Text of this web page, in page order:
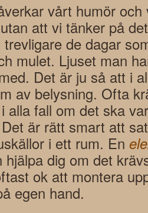
vårt humör och
att vi tänker på
de dagar
mulet. Ljuset man
Det är ju så att i
av belysning. Ofta
alla fall om det ska
är rätt smart att
i ett rum. En
hjälpa dig om det
ok att montera
egen hand.